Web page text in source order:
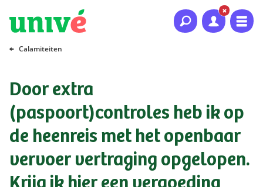
Naar hoofdinhoud
Naar hoofdnavigatie
Naar footer
Calamiteiten
Door extra
(paspoort)controles heb ik op
de heenreis met het openbaar
vervoer vertraging opgelopen.